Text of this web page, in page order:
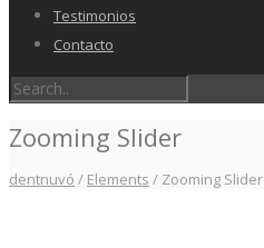
Testimonios
Contacto
Zooming Slider
dentnuvó / Elements / Zooming Slider